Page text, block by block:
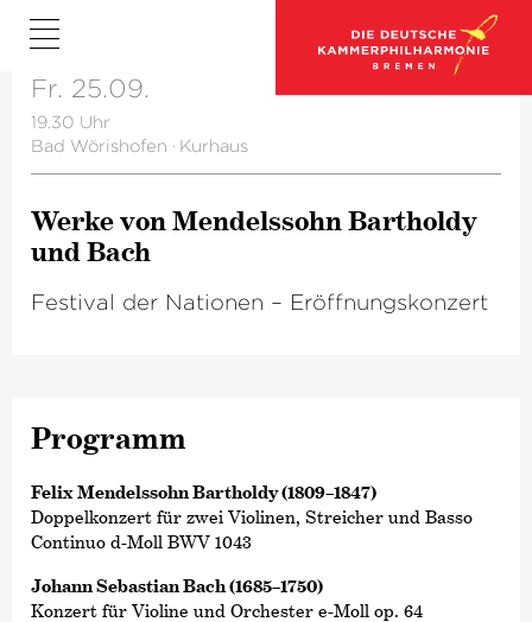
Fr. 25.09.
19.30 Uhr
Bad Wörishofen · Kurhaus
Werke von Mendelssohn Bartholdy
und Bach
Festival der Nationen – Eröffnungskonzert
Programm
Felix Mendelssohn Bartholdy (1809–1847)
Doppelkonzert für zwei Violinen, Streicher und Basso
Continuo d-Moll BWV 1043
Johann Sebastian Bach (1685–1750)
Konzert für Violine und Orchester e-Moll op. 64